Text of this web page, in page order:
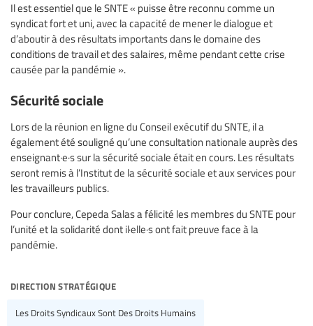
Il est essentiel que le SNTE « puisse être reconnu comme un
syndicat fort et uni, avec la capacité de mener le dialogue et
d’aboutir à des résultats importants dans le domaine des
conditions de travail et des salaires, même pendant cette crise
causée par la pandémie ».
Sécurité sociale
Lors de la réunion en ligne du Conseil exécutif du SNTE, il a
également été souligné qu’une consultation nationale auprès des
enseignant·e·s sur la sécurité sociale était en cours. Les résultats
seront remis à l’Institut de la sécurité sociale et aux services pour
les travailleurs publics.
Pour conclure, Cepeda Salas a félicité les membres du SNTE pour
l’unité et la solidarité dont il·elle·s ont fait preuve face à la
pandémie.
direction stratégique
Les Droits Syndicaux Sont Des Droits Humains